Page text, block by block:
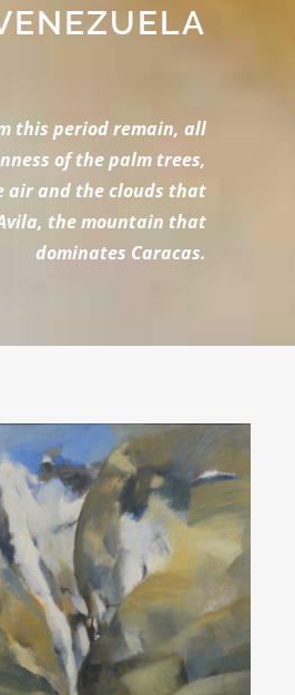
this period remain, all
of the palm trees,
air and the clouds that
the mountain that
dominates Caracas.